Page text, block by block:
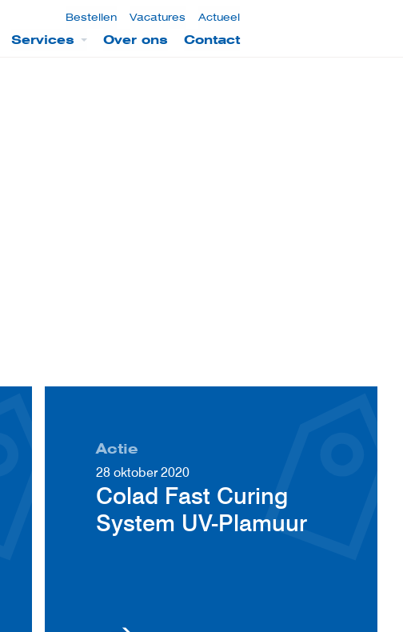
Bestellen Vacatures Actueel
Services Over ons Contact
Actie
28 oktober 2020
Colad Fast Curing
System UV-Plamuur